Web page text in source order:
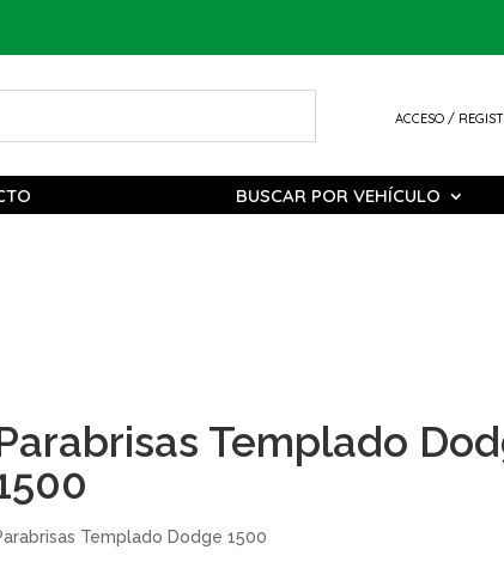
ACCESO /
BUSCAR POR VEHÍCULO
Templado
Templado Dodge 1500